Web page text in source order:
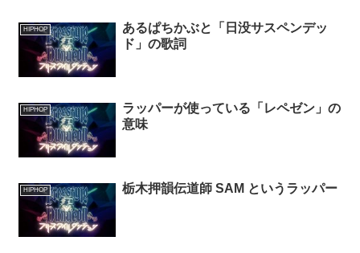
HIPHOP
あるぱちかぶと「日没サスペンデッ
ド」の歌詞
HIPHOP
ラッパーが使っている「レペゼン」の
意味
HIPHOP 栃木押韻伝道師 SAM というラッパー